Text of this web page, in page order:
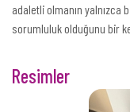
adaletli olmanın
sorumluluk olduğunu bir
Resimler